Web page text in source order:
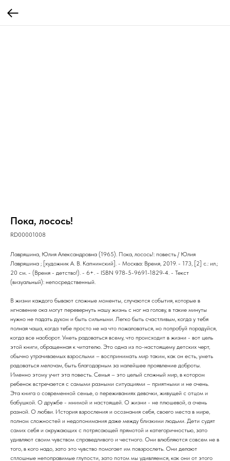
Пока, лосось!
RD00001008
Лавряшина, Юлия Александровна (1965). Пока, лосось!: повесть / Юлия
Лавряшина ; [художник А. В. Капнинский]. - Москва: Время, 2019. - 173, [2] с.: ил.;
20 см. - (Время - детство!). - 6+. - ISBN 978-5-9691-1829-4. - Текст
(визуальный): непосредственный.
В жизни каждого бывают сложные моменты, случаются события, которые в
мгновение ока могут перевернуть нашу жизнь с ног на голову, в такие минуты
нужно не падать духом и быть сильными. Легко быть счастливым, когда у тебя
полная чаша, когда тебе просто не на что пожаловаться, но попробуй порадуйся,
когда все наоборот. Уметь радоваться всему, что происходит в жизни - вот цель
этой книги, обращенная к читателю. Это одна из по-настоящему детских черт,
обычно утрачиваемых взрослыми – воспринимать мир таким, как он есть, уметь
радоваться мелочам, быть благодарным за малейшее проявление доброты.
Именно этому учит эта повесть. Семья – это целый сложный мир, в котором
ребенок встречается с самыми разными ситуациями – приятными и не очень.
Эта книга о современной семье, о переживаниях девочки, живущей с отцом и
бабушкой. О дружбе - мнимой и настоящей. О жизни - не плюшевой, а очень
разной. О любви. История взросления и осознания себя, своего места в мире,
полном сложностей и недопонимания даже между близкими людьми. Дети судят
самих себя и окружающих с потрясающей прямотой и категоричностью, зато
удивляют своим чувством справедливого и честного. Они влюбляются совсем не в
того, в кого надо, зато это чувство помогает им повзрослеть. Они делают
сплошные непоправимые глупости, зато потом мы удивляемся, как они от этого